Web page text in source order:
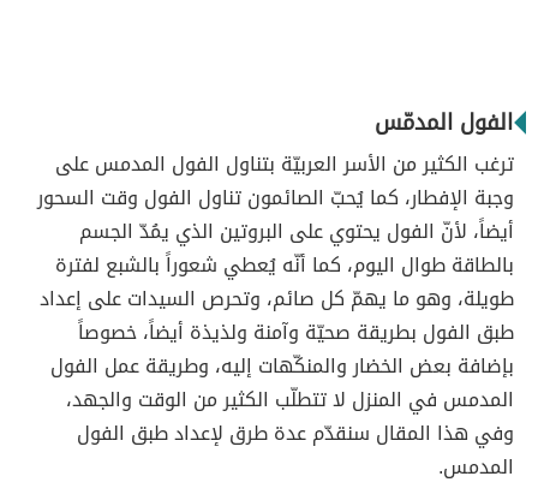
الفول المدمّس
ترغب الكثير من الأسر العربيّة بتناول الفول المدمس على
وجبة الإفطار، كما يُحبّ الصائمون تناول الفول وقت السحور
أيضاً، لأنّ الفول يحتوي على البروتين الذي يمُدّ الجسم
بالطاقة طوال اليوم، كما أنّه يُعطي شعوراً بالشبع لفترة
طويلة، وهو ما يهمّ كل صائم، وتحرص السيدات على إعداد
طبق الفول بطريقة صحيّة وآمنة ولذيذة أيضاً، خصوصاً
بإضافة بعض الخضار والمنكّهات إليه، وطريقة عمل الفول
المدمس في المنزل لا تتطلّب الكثير من الوقت والجهد،
وفي هذا المقال سنقدّم عدة طرق لإعداد طبق الفول
المدمس.